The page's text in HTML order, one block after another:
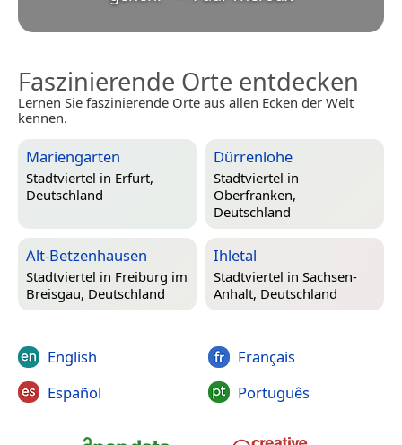
Faszinierende Orte entdecken
Lernen Sie faszinierende Orte aus allen Ecken der Welt
kennen.
Mariengarten
Stadtviertel in Erfurt,
Deutschland
Dürrenlohe
Stadtviertel in
Oberfranken,
Deutschland
Alt-Betzenhausen
Stadtviertel in Freiburg im
Breisgau, Deutschland
Ihletal
Stadtviertel in Sachsen-
Anhalt, Deutschland
English
Español
Français
Português